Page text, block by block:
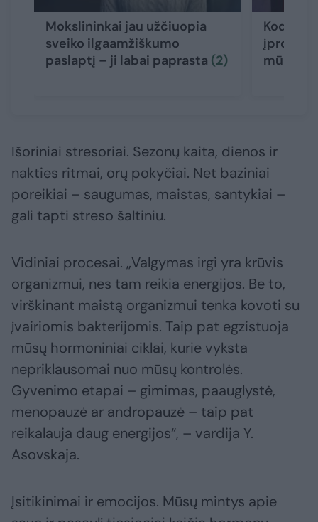
Mokslininkai jau užčiuopia
sveiko ilgaamžiškumo
paslaptį – ji labai paprasta (2)
Kodėl
įpročiu
mūsų
Išoriniai stresoriai. Sezonų kaita, dienos ir
nakties ritmai, orų pokyčiai. Net baziniai
poreikiai – saugumas, maistas, santykiai –
gali tapti streso šaltiniu.
Vidiniai procesai. „Valgymas irgi yra krūvis
organizmui, nes tam reikia energijos. Be to,
virškinant maistą organizmui tenka kovoti su
įvairiomis bakterijomis. Taip pat egzistuoja
mūsų hormoniniai ciklai, kurie vyksta
nepriklausomai nuo mūsų kontrolės.
Gyvenimo etapai – gimimas, paauglystė,
menopauzė ar andropauzė – taip pat
reikalauja daug energijos“, – vardija Y.
Asovskaja.
Įsitikinimai ir emocijos. Mūsų mintys apie